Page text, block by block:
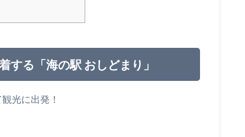
する「海の駅 おしどまり」
光に出発！